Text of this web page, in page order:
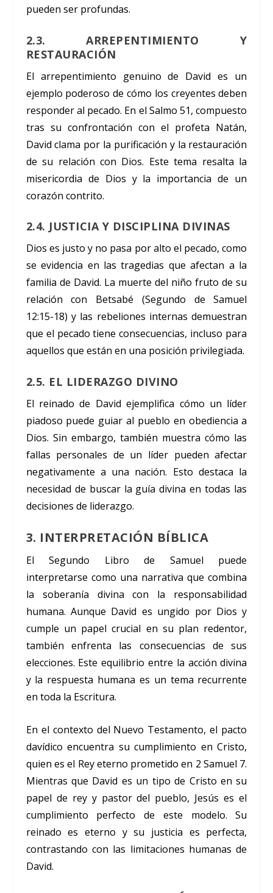
pueden ser profundas.
2.3. ARREPENTIMIENTO Y
RESTAURACIÓN
El arrepentimiento genuino de David es un
ejemplo poderoso de cómo los creyentes deben
responder al pecado. En el Salmo 51, compuesto
tras su confrontación con el profeta Natán,
David clama por la purificación y la restauración
de su relación con Dios. Este tema resalta la
misericordia de Dios y la importancia de un
corazón contrito.
2.4. JUSTICIA Y DISCIPLINA DIVINAS
Dios es justo y no pasa por alto el pecado, como
se evidencia en las tragedias que afectan a la
familia de David. La muerte del niño fruto de su
relación con Betsabé (Segundo de Samuel
12:15-18) y las rebeliones internas demuestran
que el pecado tiene consecuencias, incluso para
aquellos que están en una posición privilegiada.
2.5. EL LIDERAZGO DIVINO
El reinado de David ejemplifica cómo un líder
piadoso puede guiar al pueblo en obediencia a
Dios. Sin embargo, también muestra cómo las
fallas personales de un líder pueden afectar
negativamente a una nación. Esto destaca la
necesidad de buscar la guía divina en todas las
decisiones de liderazgo.
3. INTERPRETACIÓN BÍBLICA
El Segundo Libro de Samuel puede
interpretarse como una narrativa que combina
la soberanía divina con la responsabilidad
humana. Aunque David es ungido por Dios y
cumple un papel crucial en su plan redentor,
también enfrenta las consecuencias de sus
elecciones. Este equilibrio entre la acción divina
y la respuesta humana es un tema recurrente
en toda la Escritura.
En el contexto del Nuevo Testamento, el pacto
davídico encuentra su cumplimiento en Cristo,
quien es el Rey eterno prometido en 2 Samuel 7.
Mientras que David es un tipo de Cristo en su
papel de rey y pastor del pueblo, Jesús es el
cumplimiento perfecto de este modelo. Su
reinado es eterno y su justicia es perfecta,
contrastando con las limitaciones humanas de
David.